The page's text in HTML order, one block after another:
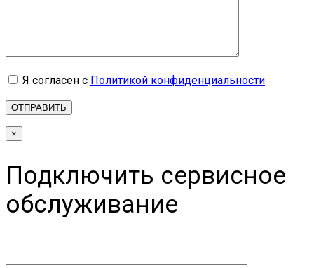
Я согласен с Политикой конфиденциальности
×
Подключить сервисное
обслуживание